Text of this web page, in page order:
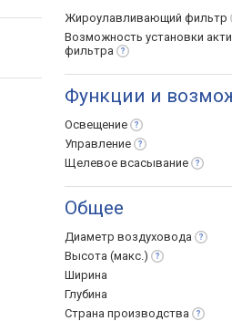
Жироулавливающий фильтр
Возможность установки
фильтра
Функции и
Освещение
Управление
Щелевое всасывание
Общее
Диаметр воздуховода
Высота (макс.)
Ширина
Глубина
Страна производства